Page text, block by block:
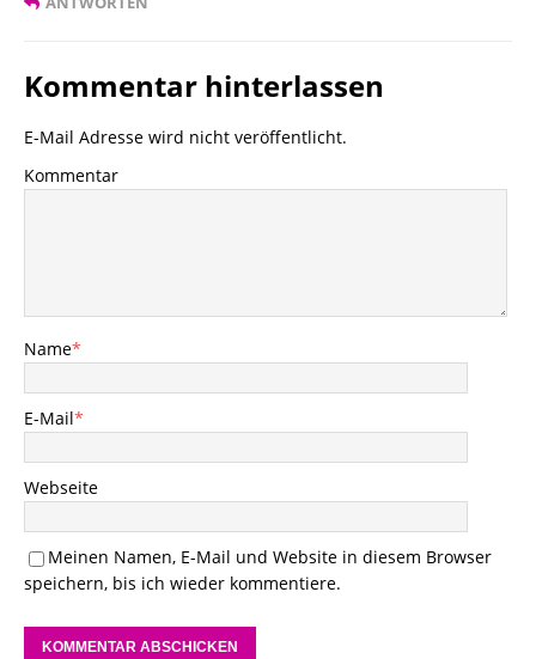
Kommentar hinterlassen
E-Mail Adresse wird nicht veröffentlicht.
Kommentar
Name*
E-Mail*
Webseite
Meinen Namen, E-Mail und Website in diesem Browser
speichern, bis ich wieder kommentiere.